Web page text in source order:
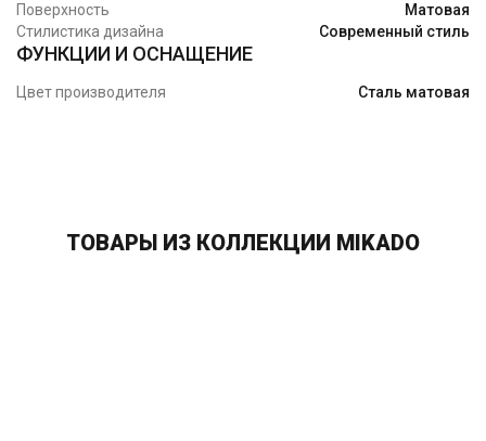
Поверхность
Матовая
Стилистика дизайна
Современный стиль
ФУНКЦИИ И ОСНАЩЕНИЕ
Цвет производителя Сталь матовая
ТОВАРЫ ИЗ КОЛЛЕКЦИИ MIKADO